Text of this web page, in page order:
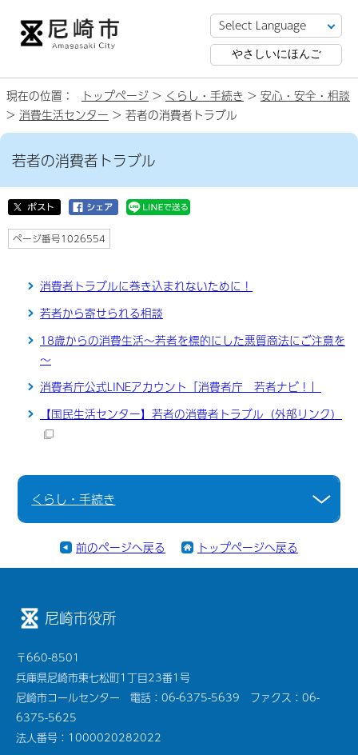
やさしいにほんご
現在の位置： トップページ > くらし・手続き > 安心・安全・相談
> 消費生活センター > 若者の消費者トラブル
若者の消費者トラブル
ページ番号1026554
消費者トラブルに巻き込まれないために！
若者から寄せられる相談
18歳からの消費生活～若者を標的にした悪質商法にご注意を
～
消費者庁公式LINEアカウント「消費者庁 若者ナビ！」
【国民生活センター】若者の消費者トラブル （外部リンク）
くらし・手続き
前のページへ戻る トップページへ戻る
尼崎市役所
〒660-8501
兵庫県尼崎市東七松町1丁目23番1号
尼崎市コールセンター 電話：06-6375-5639 ファクス：06-
6375-5625
法人番号：1000020282022